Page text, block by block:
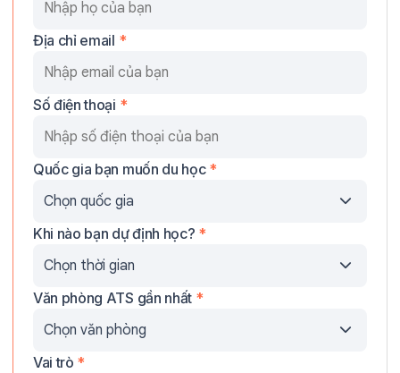
Địa chỉ email *
Số điện thoại *
Quốc gia bạn muốn du học *
Khi nào bạn dự định học? *
Văn phòng ATS gần nhất *
Vai trò *